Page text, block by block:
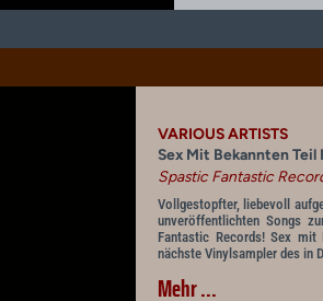
VARIOUS ARTISTS
Sex Mit Bekannten Teil
Spastic Fantastic
Vollgestopfter, liebevoll
unveröffentlichten Songs
Fantastic Records! Sex
nächste Vinylsampler des in
Mehr ...